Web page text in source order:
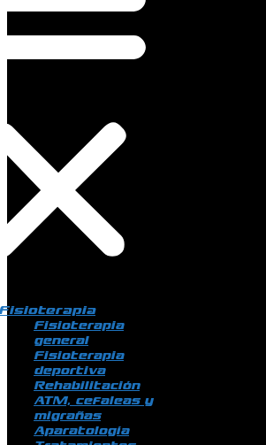
Fisioterapia
general
Fisioterapia
deportiva
Rehabilitación
ATM, cefaleas y
migrañas
Aparatología